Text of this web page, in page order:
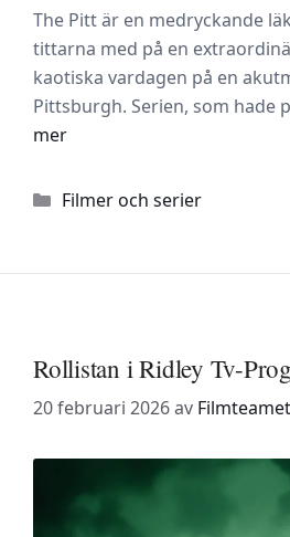
The Pitt är en medryckande
tittarna med på en
kaotiska vardagen på en
Pittsburgh. Serien, som hade
mer
Kategorier
Filmer och serier
Rollistan i Ridley Tv-
20 februari 2026av Filmteamet